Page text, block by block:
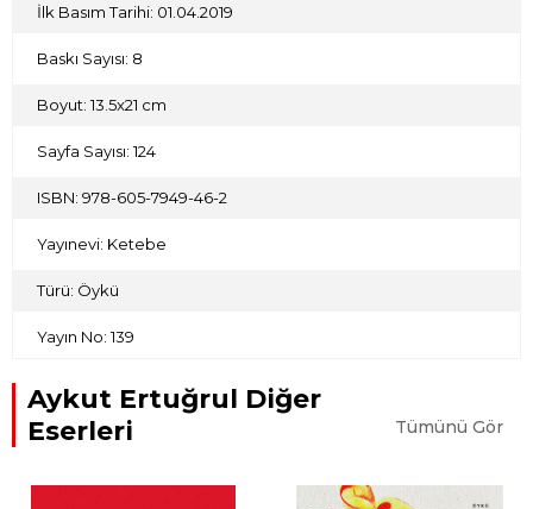
İlk Basım Tarihi: 01.04.2019
Baskı Sayısı: 8
Boyut: 13.5x21 cm
Sayfa Sayısı: 124
ISBN: 978-605-7949-46-2
Yayınevi: Ketebe
Türü: Öykü
Yayın No: 139
Aykut Ertuğrul Diğer
Eserleri
Tümünü Gör